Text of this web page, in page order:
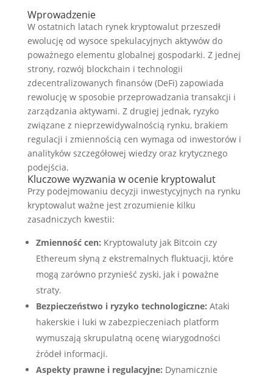
Wprowadzenie
W ostatnich latach rynek kryptowalut przeszedł
ewolucję od wysoce spekulacyjnych aktywów do
poważnego elementu globalnej gospodarki. Z jednej
strony, rozwój blockchain i technologii
zdecentralizowanych finansów (DeFi) zapowiada
rewolucję w sposobie przeprowadzania transakcji i
zarządzania aktywami. Z drugiej jednak, ryzyko
związane z nieprzewidywalnością rynku, brakiem
regulacji i zmiennością cen wymaga od inwestorów i
analityków szczegółowej wiedzy oraz krytycznego
podejścia.
Kluczowe wyzwania w ocenie kryptowalut
Przy podejmowaniu decyzji inwestycyjnych na rynku
kryptowalut ważne jest zrozumienie kilku
zasadniczych kwestii:
Zmienność cen: Kryptowaluty jak Bitcoin czy
Ethereum słyną z ekstremalnych fluktuacji, które
mogą zarówno przynieść zyski, jak i poważne
straty.
Bezpieczeństwo i ryzyko technologiczne: Ataki
hakerskie i luki w zabezpieczeniach platform
wymuszają skrupulatną ocenę wiarygodności
źródeł informacji.
Aspekty prawne i regulacyjne: Dynamicznie